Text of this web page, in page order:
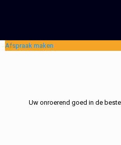
Afspraak maken
Uw onroerend goed in de